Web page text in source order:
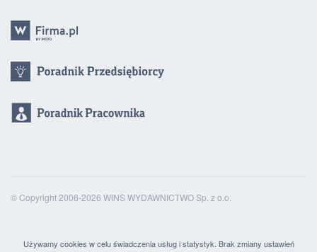
© Copyright 2006-2026 WINS WYDAWNICTWO Sp. z o.o.
Używamy cookies w celu świadczenia usług i statystyk. Brak zmiany ustawień